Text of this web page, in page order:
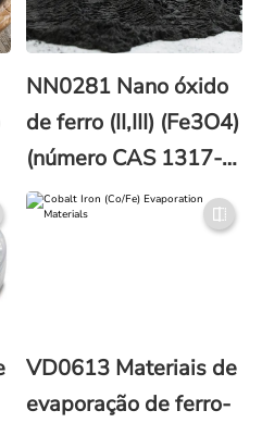
NN0281 Nano óxido
de ferro (II,III) (Fe3O4)
(número CAS 1317-
61-9)
VD0613 Materiais de
evaporação de ferro-